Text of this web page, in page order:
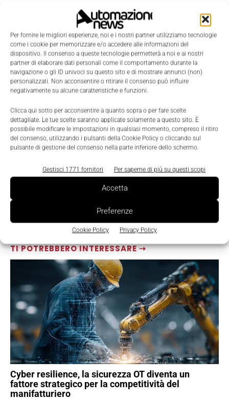
Per fornire le migliori esperienze, noi e i nostri partner utilizziamo tecnologie
come i cookie per memorizzare e/o accedere alle informazioni del
dispositivo. Il consenso a queste tecnologie permetterà a noi e ai nostri
partner di elaborare dati personali come il comportamento durante la
navigazione o gli ID univoci su questo sito e di mostrare annunci (non)
personalizzati. Non acconsentire o ritirare il consenso può influire
negativamente su alcune caratteristiche e funzioni.
Clicca qui sotto per acconsentire a quanto sopra o per fare scelte
dettagliate. Le tue scelte saranno applicate solamente a questo sito. È
possibile modificare le impostazioni in qualsiasi momento, compreso il ritiro
del consenso, utilizzando i pulsanti della Cookie Policy o cliccando sul
pulsante di gestione del consenso nella parte inferiore dello schermo.
Gestisci 1771 fornitori Per saperne di più su questi scopi
Accetta
Preferenze
Cookie Policy Privacy Policy
LEGGI LA RIVISTA ⇢
TI POTREBBERO INTERESSARE ⇢
Cyber resilience, la sicurezza OT diventa un
fattore strategico per la competitività del
manifatturiero